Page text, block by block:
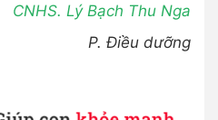
CNHS. Lý Bạch Thu Nga
P. Điều dưỡng